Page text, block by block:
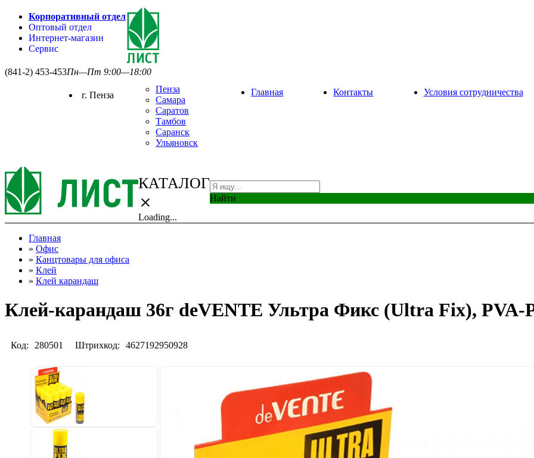
Корпоративный отдел
Оптовый отдел
Интернет-магазин
Сервис
(841-2) 453-453Пн—Пт 9:00—18:00
г. Пенза
Пенза
Самара
Саратов
Тамбов
Саранск
Ульяновск
Главная Контакты Условия сотрудничества
КАТАЛОГ
close
Loading...
Найти
Главная
» Офис
» Канцтовары для офиса
» Клей
» Клей карандаш
Клей-карандаш 36г deVENTE Ультра Фикс (Ultra Fix), PVA-P
Код: 280501 Штрихкод: 4627192950928